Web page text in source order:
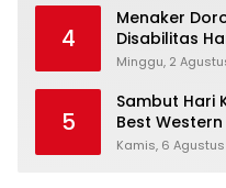
4
Menaker
Disabilitas
Setara
Minggu, 2
5
Sambut Hari
Best
Stay Diskon
Kamis, 6